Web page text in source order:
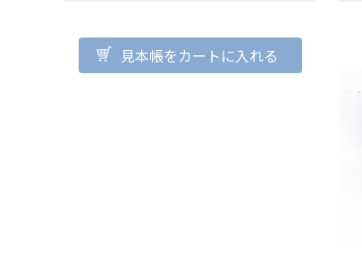
見本帳をカートに入れる